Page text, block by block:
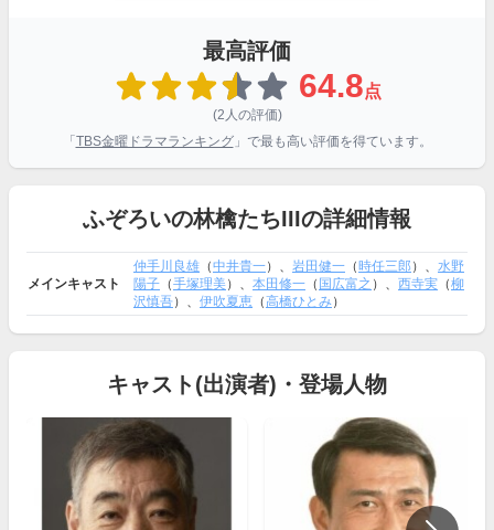
最高評価
64.8点
(2人の評価)
「 TBS金曜ドラマランキング」で最も高い評価を得ています。
ふぞろいの林檎たちIIIの詳細情報
メインキャスト
仲手川良雄 （中井貴一）、 岩田健一 （ 時任三郎）、 水野
陽子 （手塚理美）、 本田修一 （ 国広富之 ）、 西寺実 （柳
沢慎吾）、 伊吹夏恵 （高橋ひとみ）
キャスト(出演者)・登場人物